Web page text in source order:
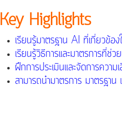
Key Highlights
เรียนรู้มาตรฐาน AI ที่เกี่ยวข้อ
เรียนรู้วิธีการและมาตรการที่ช่
ฝึกการประเมินและจัดการควา
สามารถนำมาตรการ มาตรฐา